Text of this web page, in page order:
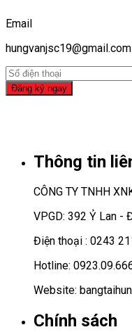
Email
hungvanjsc19@gmail.com
Thông tin
CÔNG TY TNHH
VPGD: 392 Ỷ Lan -
Điện thoại : 0243
Hotline:
Website:
Chính sách